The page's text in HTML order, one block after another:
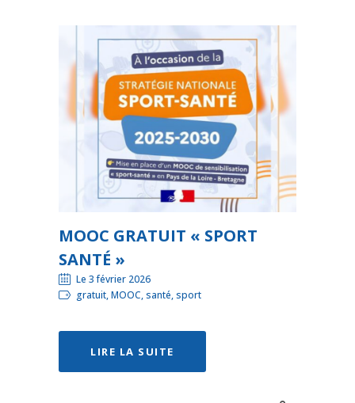
MOOC GRATUIT « SPORT
SANTÉ »
Le 3 février 2026
gratuit, MOOC, santé, sport
LIRE LA SUITE